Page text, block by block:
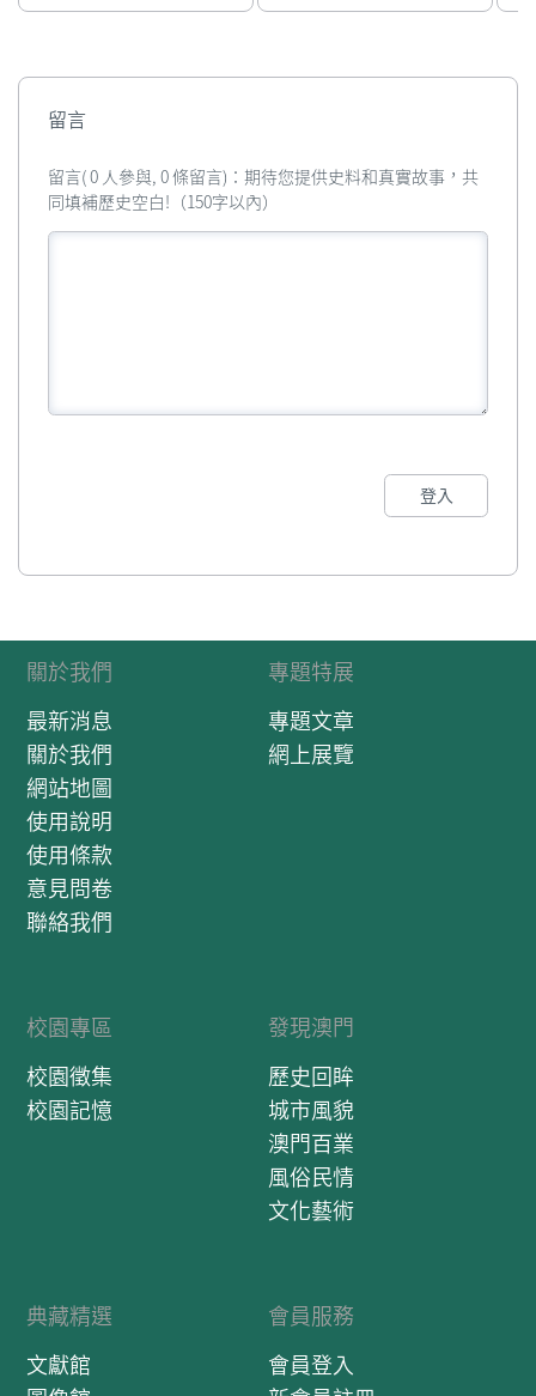
留言
留言( 0 人參與, 0 條留言)：期待您提供史料和真實故事，共
同填補歷史空白!（150字以內）
登入
關於我們
最新消息
關於我們
網站地圖
使用說明
使用條款
意見問卷
聯絡我們
專題特展
專題文章
網上展覽
校園專區
校園徵集
校園記憶
發現澳門
歷史回眸
城市風貌
澳門百業
風俗民情
文化藝術
典藏精選
文獻館
會員服務
會員登入